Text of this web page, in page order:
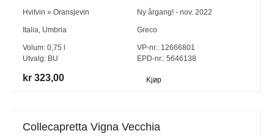
Hvitvin »Oransjevin Ny årgang! - nov. 2022
Italia, Umbria Greco
Volum:0,75
Utvalg: BU
VP-nr.:12666801
EPD-nr.: 5646138
kr 323,00 Kjøp
Collecapretta Vigna Vecchia